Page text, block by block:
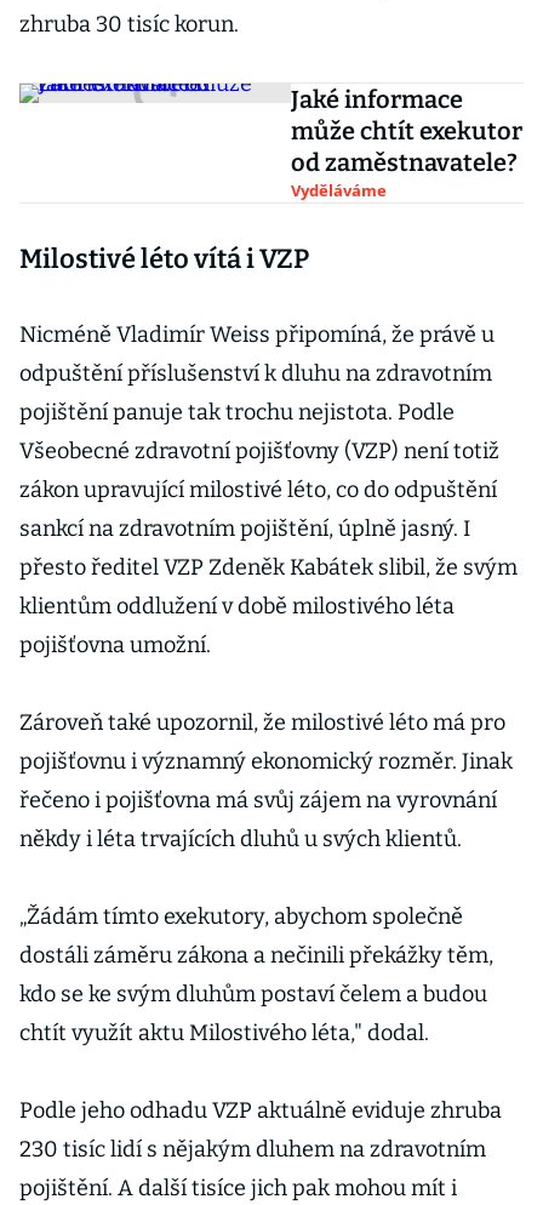
zhruba 30 tisíc korun.
Jaké informace
může chtít exekutor
od zaměstnavatele?
Vyděláváme
Milostivé léto vítá i VZP
Nicméně Vladimír Weiss připomíná, že právě u
odpuštění příslušenství k dluhu na zdravotním
pojištění panuje tak trochu nejistota. Podle
Všeobecné zdravotní pojišťovny (VZP) není totiž
zákon upravující milostivé léto, co do odpuštění
sankcí na zdravotním pojištění, úplně jasný. I
přesto ředitel VZP Zdeněk Kabátek slibil, že svým
klientům oddlužení v době milostivého léta
pojišťovna umožní.
Zároveň také upozornil, že milostivé léto má pro
pojišťovnu i významný ekonomický rozměr. Jinak
řečeno i pojišťovna má svůj zájem na vyrovnání
někdy i léta trvajících dluhů u svých klientů.
„Žádám tímto exekutory, abychom společně
dostáli záměru zákona a nečinili překážky těm,
kdo se ke svým dluhům postaví čelem a budou
chtít využít aktu Milostivého léta," dodal.
Podle jeho odhadu VZP aktuálně eviduje zhruba
230 tisíc lidí s nějakým dluhem na zdravotním
pojištění. A další tisíce jich pak mohou mít i